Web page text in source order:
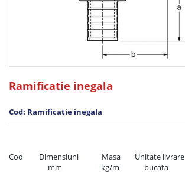
Ramificatie inegala
Cod: Ramificatie inegala
Cod         Dimensiuni             Masa        Unitate livrare